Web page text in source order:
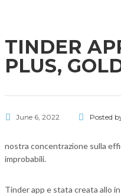
TINDER
PLUS,
June 6, 2022 Posted
nostra concentrazione sulla
improbabili.
Tinder app e stata creata allo